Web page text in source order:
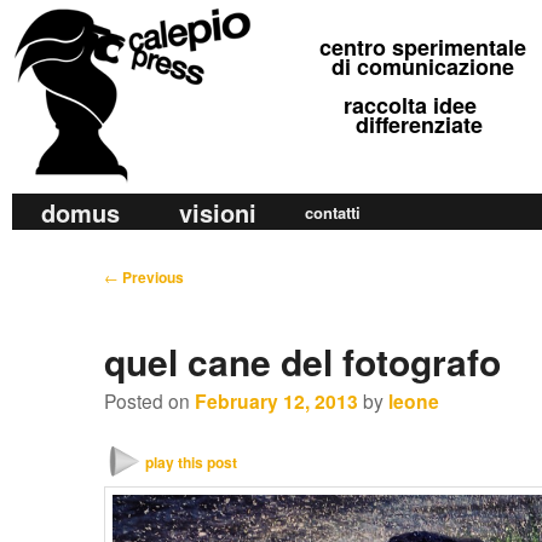
calepio press
©
centro sperimentale
di comunicazione
raccolta idee
differenziate
a
Skip
Skip
secondary
domus visioni contatti
P
t
n
v
g
a
← Previous
quel cane del fotografo
Posted on February 12, 2013 by leone
play this post